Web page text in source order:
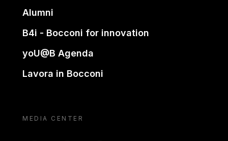
Alumni
B4i - Bocconi for innovation
yoU@B Agenda
Lavora in Bocconi
MEDIA CENTER